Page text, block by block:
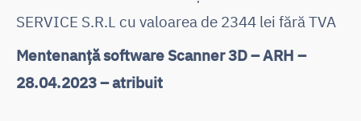
SERVICE S.R.L cu valoarea de 2344 lei fără TVA
Mentenanță software Scanner 3D – ARH –
28.04.2023 – atribuit